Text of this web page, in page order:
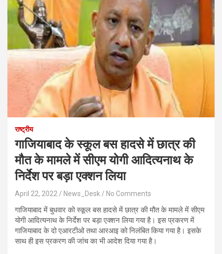
राष्ट्रीय
गाजियाबाद के स्कूल बस हादसे में छात्र की
मौत के मामले में सीएम योगी आदित्यनाथ के
निर्देश पर बड़ा एक्शन लिया
April 22, 2022 News_Desk No Comments
गाजियाबाद में बुधवार को स्कूल बस हादसे में छात्र की मौत के मामले में सीएम
योगी आदित्यनाथ के निर्देश पर बड़ा एक्शन लिया गया है। इस प्रकरण में
गाजियाबाद के दो एआरटीओ तथा आरआइ को निलंबित किया गया है। इसके
साथ ही इस प्रकरण की जांच का भी आदेश दिया गया है।